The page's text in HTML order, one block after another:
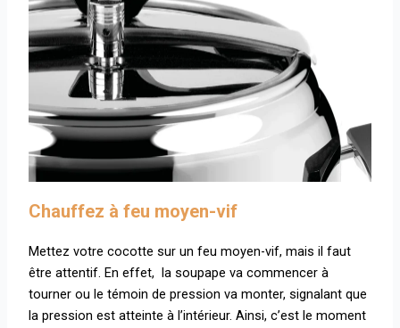
Chauffez à feu moyen-vif
Mettez votre cocotte sur un feu moyen-vif, mais il faut
être attentif. En effet, la soupape va commencer à
tourner ou le témoin de pression va monter, signalant que
la pression est atteinte à l’intérieur. Ainsi, c’est le moment